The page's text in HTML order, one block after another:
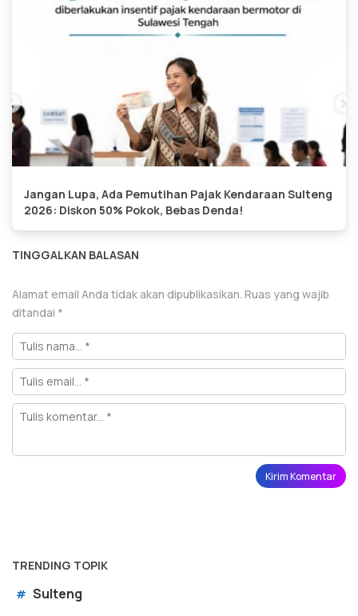
Jangan Lupa, Ada Pemutihan Pajak Kendaraan Sulteng
2026: Diskon 50% Pokok, Bebas Denda!
TINGGALKAN BALASAN
Alamat email Anda tidak akan dipublikasikan. Ruas yang wajib
ditandai *
TRENDING TOPIK
# Sulteng